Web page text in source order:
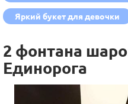
Яркий букет для девочки
2 фонтана
Единорога